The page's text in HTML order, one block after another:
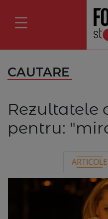
CAUTARE
Rezultatele
pentru:
ARTICOLE